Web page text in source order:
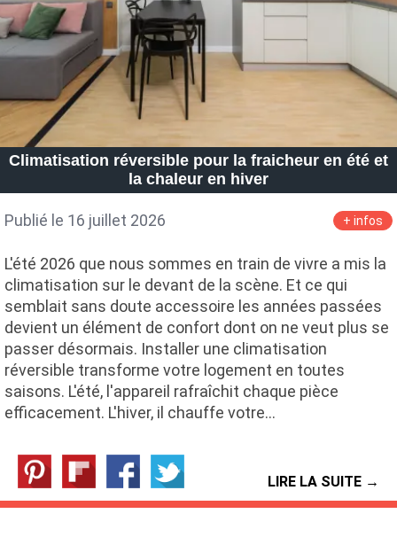
Climatisation réversible pour la fraicheur en été et
la chaleur en hiver
Publié le 16 juillet 2026 + infos
L'été 2026 que nous sommes en train de vivre a mis la
climatisation sur le devant de la scène. Et ce qui
semblait sans doute accessoire les années passées
devient un élément de confort dont on ne veut plus se
passer désormais. Installer une climatisation
réversible transforme votre logement en toutes
saisons. L'été, l'appareil rafraîchit chaque pièce
efficacement. L'hiver, il chauffe votre…
LIRE LA SUITE →